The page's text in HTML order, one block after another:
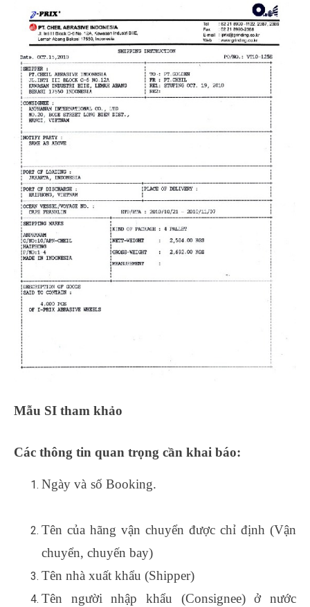
Mẫu SI tham khảo
Các thông tin quan trọng cần khai báo:
Ngày và số Booking.
Tên của hãng vận chuyển được chỉ định (Vận
chuyển, chuyến bay)
Tên nhà xuất khẩu (Shipper)
Tên người nhập khẩu (Consignee) ở nước